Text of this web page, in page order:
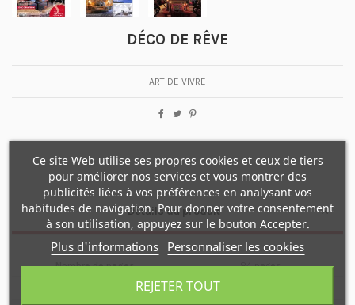
DÉCO DE RÊVE
ART DE VIVRE
Détails du produit
Nombre de pages 84 pages
Ce site Web utilise ses propres cookies et ceux de tiers
pour améliorer nos services et vous montrer des
publicités liées à vos préférences en analysant vos
habitudes de navigation. Pour donner votre consentement
à son utilisation, appuyez sur le bouton Accepter.
Plus d'informations Personnaliser les cookies
REJETER TOUT